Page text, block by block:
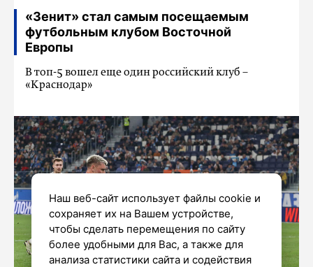
«Зенит» стал самым посещаемым
футбольным клубом Восточной
Европы
В топ-5 вошел еще один российский клуб –
«Краснодар»
Наш веб-сайт использует файлы cookie и
сохраняет их на Вашем устройстве,
чтобы сделать перемещения по сайту
более удобными для Вас, а также для
анализа статистики сайта и содействия